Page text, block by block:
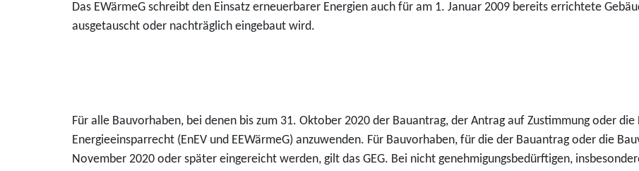
Das EWärmeG schreibt den Einsatz erneuerbarer Energien auch für am 1. Januar 2009 bereits errichtete
ausgetauscht oder nachträglich eingebaut wird.
Für alle Bauvorhaben, bei denen bis zum 31. Oktober 2020 der Bauantrag, der Antrag auf Zustimmung oder
Energieeinsparrecht (EnEV und EEWärmeG) anzuwenden. Für Bauvorhaben, für die der Bauantrag oder die
November 2020 oder später eingereicht werden, gilt das GEG. Bei nicht genehmigungsbedürftigen,